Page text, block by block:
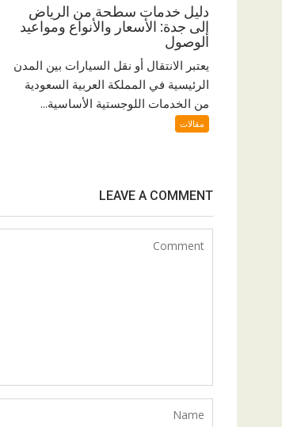
دليل خدمات سطحة من الرياض
إلى جدة: الأسعار والأنواع ومواعيد
الوصول
يعتبر الانتقال أو نقل السيارات بين المدن
الرئيسية في المملكة العربية السعودية
من الخدمات اللوجستية الأساسية...
مقالات
LEAVE A COMMENT